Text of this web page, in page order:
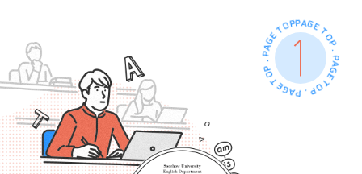
PAGE TOP . PAGE TOP . PAGE TOP . PAGE TOP .